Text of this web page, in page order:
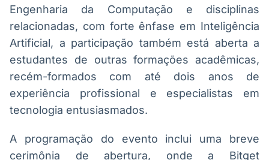
Engenharia da Computação e disciplinas
relacionadas, com forte ênfase em Inteligência
Artificial, a participação também está aberta a
estudantes de outras formações acadêmicas,
recém-formados com até dois anos de
experiência profissional e especialistas em
tecnologia entusiasmados.
A programação do evento inclui uma breve
cerimônia de abertura, onde a Bitget